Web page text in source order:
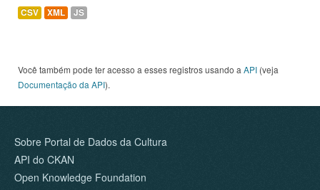
CSV XML JS
Você também pode ter acesso a esses registros usando a API (veja
Documentação da API).
Sobre Portal de Dados da Cultura
API do CKAN
Open Knowledge Foundation